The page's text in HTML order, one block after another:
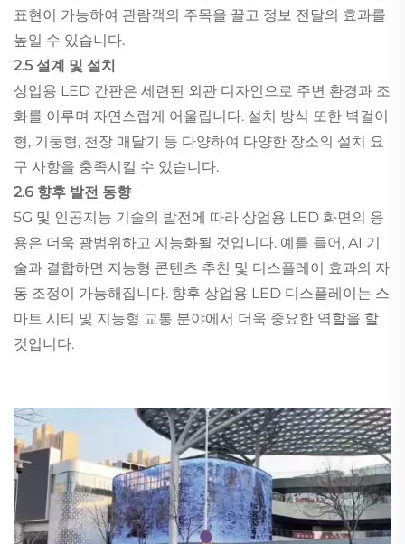
표현이 가능하여 관람객의 주목을 끌고 정보 전달의 효과를
높일 수 있습니다.
2.5 설계 및 설치
상업용 LED 간판은 세련된 외관 디자인으로 주변 환경과 조
화를 이루며 자연스럽게 어울립니다. 설치 방식 또한 벽걸이
형, 기둥형, 천장 매달기 등 다양하여 다양한 장소의 설치 요
구 사항을 충족시킬 수 있습니다.
2.6 향후 발전 동향
5G 및 인공지능 기술의 발전에 따라 상업용 LED 화면의 응
용은 더욱 광범위하고 지능화될 것입니다. 예를 들어, AI 기
술과 결합하면 지능형 콘텐츠 추천 및 디스플레이 효과의 자
동 조정이 가능해집니다. 향후 상업용 LED 디스플레이는 스
마트 시티 및 지능형 교통 분야에서 더욱 중요한 역할을 할
것입니다.